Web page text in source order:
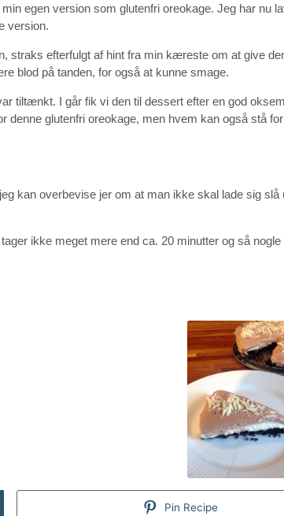
egen version som glutenfri oreokage. Jeg har nu
version.
straks efterfulgt af hint fra min kæreste om at give
blod på tanden, for også at kunne smage.
tiltænkt. I går fik vi den til dessert efter en god
glutenfri oreokage, men hvem kan også stå
kan overbevise jer om at man ikke skal lade sig
ikke meget mere end ca. 20 minutter og så
Pin Recipe